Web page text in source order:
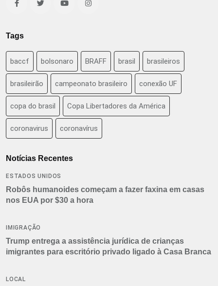
Tags
baccf bolsonaro BRAFF brasil brasileiros
brasileirão campeonato brasileiro conexão UF
copa do brasil Copa Libertadores da América
coronavirus coronavírus
Notícias Recentes
ESTADOS UNIDOS
Robôs humanoides começam a fazer faxina em casas
nos EUA por $30 a hora
IMIGRAÇÃO
Trump entrega a assistência jurídica de crianças
imigrantes para escritório privado ligado à Casa Branca
LOCAL